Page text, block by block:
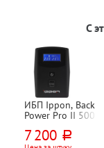
С
ИБП Ippon, Back
Power Pro II 500
7 200 руб.